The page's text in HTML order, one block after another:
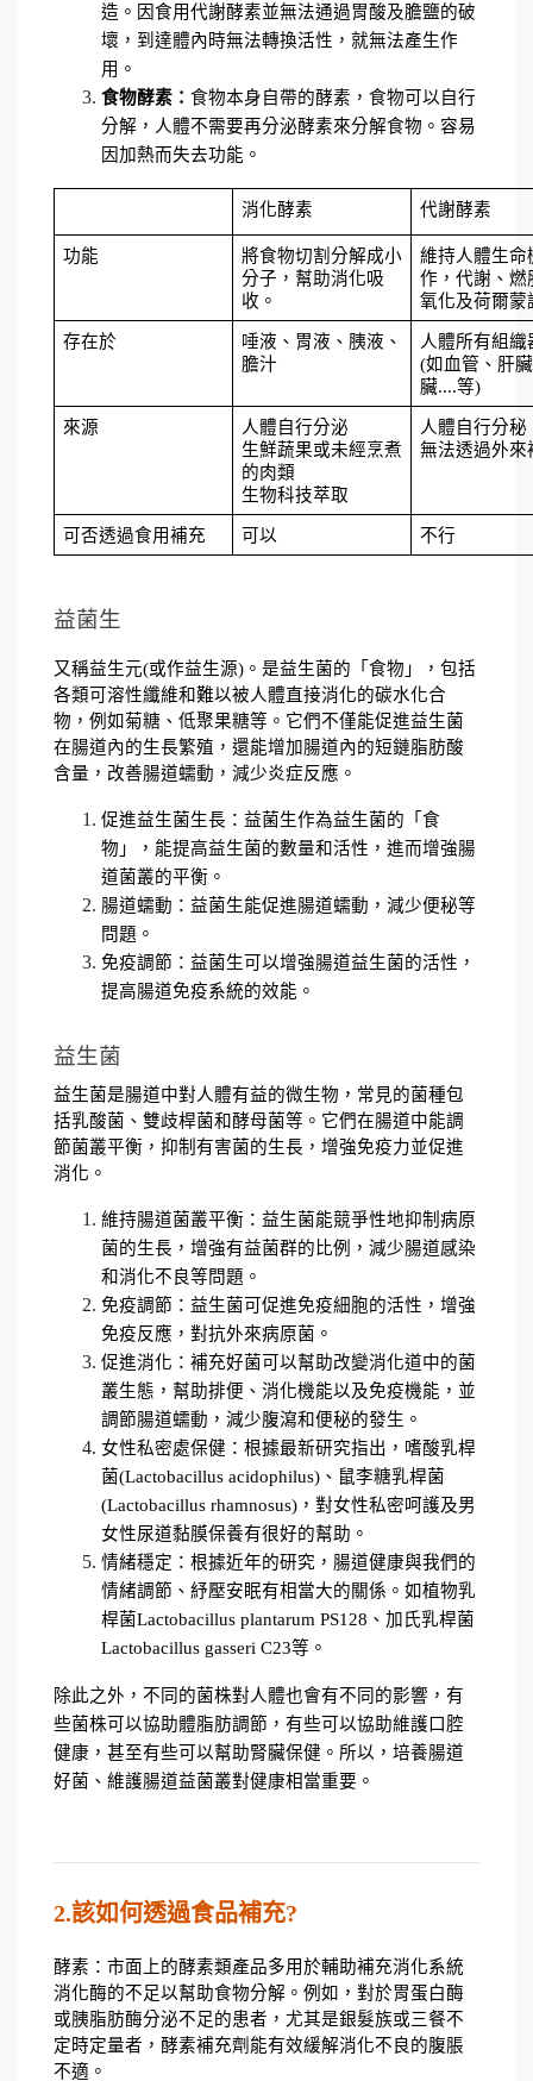
造。因食用代謝酵素並無法通過胃酸及膽鹽的破
壞，到達體內時無法轉換活性，就無法產生作
用。
食物酵素： 食物本身自帶的酵素，食物可以自行
分解，人體不需要再分泌酵素來分解食物。容易
因加熱而失去功能。
消化酵素 代謝酵素
功能
將食物切割分解成小
分子，幫助消化吸
收。
維持人體生命
作，代謝、燃
氧化及荷爾蒙
存在於
唾液、胃液、胰液、
膽汁
人體所有組織
(如血管、肝
臟....等)
來源
人體自行分泌
生鮮蔬果或未經烹煮
的肉類
生物科技萃取
人體自行分秘
無法透過外來
可否透過食用補充 可以 不行
益菌生
又稱益生元(或作益生源)。是益生菌的「食物」，包括
各類可溶性纖維和難以被人體直接消化的碳水化合
物，例如菊糖、低聚果糖等。它們不僅能促進益生菌
在腸道內的生長繁殖，還能增加腸道內的短鏈脂肪酸
含量，改善腸道蠕動，減少炎症反應。
促進益生菌生長：益菌生作為益生菌的「食
物」，能提高益生菌的數量和活性，進而增強腸
道菌叢的平衡。
腸道蠕動：益菌生能促進腸道蠕動，減少便秘等
問題。
免疫調節：益菌生可以增強腸道益生菌的活性，
提高腸道免疫系統的效能。
益生菌
益生菌是腸道中對人體有益的微生物，常見的菌種包
括乳酸菌、雙歧桿菌和酵母菌等。它們在腸道中能調
節菌叢平衡，抑制有害菌的生長，增強免疫力並促進
消化。
維持腸道菌叢平衡：益生菌能競爭性地抑制病原
菌的生長，增強有益菌群的比例，減少腸道感染
和消化不良等問題。
免疫調節：益生菌可促進免疫細胞的活性，增強
免疫反應，對抗外來病原菌。
促進消化：補充好菌可以幫助改變消化道中的菌
叢生態，幫助排便、消化機能以及免疫機能，並
調節腸道蠕動，減少腹瀉和便秘的發生。
女性私密處保健：根據最新研究指出，嗜酸乳桿
菌(Lactobacillus acidophilus)、鼠李糖乳桿菌
(Lactobacillus rhamnosus)，對女性私密呵護及男
女性尿道黏膜保養有很好的幫助。
情緒穩定：根據近年的研究，腸道健康與我們的
情緒調節、紓壓安眠有相當大的關係。如植物乳
桿菌Lactobacillus plantarum PS128、加氏乳桿菌
Lactobacillus gasseri C23等。
除此之外，不同的菌株對人體也會有不同的影響，有
些菌株可以協助體脂肪調節，有些可以協助維護口腔
健康，甚至有些可以幫助腎臟保健。所以，培養腸道
好菌、維護腸道益菌叢對健康相當重要。
2.該如何透過食品補充?
酵素：市面上的酵素類產品多用於輔助補充消化系統
消化酶的不足以幫助食物分解。例如，對於胃蛋白酶
或胰脂肪酶分泌不足的患者，尤其是銀髮族或三餐不
定時定量者，酵素補充劑能有效緩解消化不良的腹脹
不適。